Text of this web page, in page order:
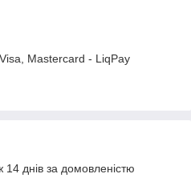
Mastercard - LiqPay
днів за домовленістю